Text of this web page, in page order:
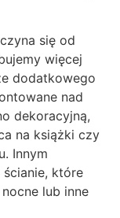
się od
więcej
dodatkowego
nad
dekoracyjną,
na książki czy
Innym
które
lub inne